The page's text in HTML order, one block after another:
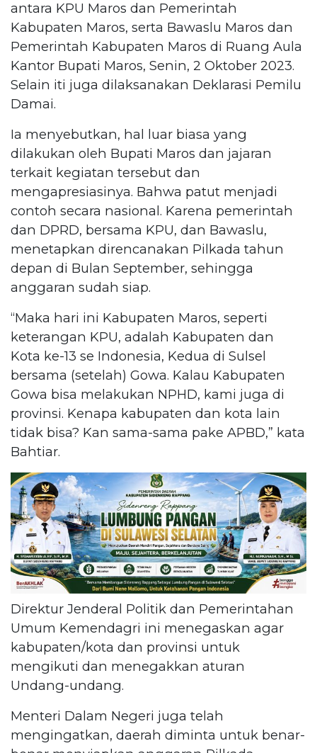
antara KPU Maros dan Pemerintah
Kabupaten Maros, serta Bawaslu Maros dan
Pemerintah Kabupaten Maros di Ruang Aula
Kantor Bupati Maros, Senin, 2 Oktober 2023.
Selain iti juga dilaksanakan Deklarasi Pemilu
Damai.
Ia menyebutkan, hal luar biasa yang
dilakukan oleh Bupati Maros dan jajaran
terkait kegiatan tersebut dan
mengapresiasinya. Bahwa patut menjadi
contoh secara nasional. Karena pemerintah
dan DPRD, bersama KPU, dan Bawaslu,
menetapkan direncanakan Pilkada tahun
depan di Bulan September, sehingga
anggaran sudah siap.
“Maka hari ini Kabupaten Maros, seperti
keterangan KPU, adalah Kabupaten dan
Kota ke-13 se Indonesia, Kedua di Sulsel
bersama (setelah) Gowa. Kalau Kabupaten
Gowa bisa melakukan NPHD, kami juga di
provinsi. Kenapa kabupaten dan kota lain
tidak bisa? Kan sama-sama pake APBD,” kata
Bahtiar.
Direktur Jenderal Politik dan Pemerintahan
Umum Kemendagri ini menegaskan agar
kabupaten/kota dan provinsi untuk
mengikuti dan menegakkan aturan
Undang-undang.
Menteri Dalam Negeri juga telah
mengingatkan, daerah diminta untuk benar-